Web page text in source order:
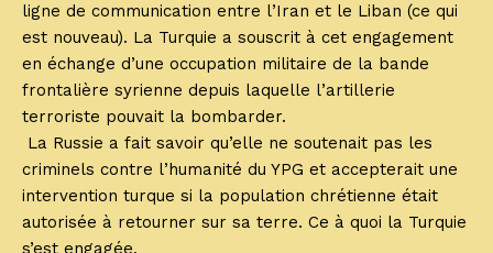
ligne de communication entre l’Iran et le Liban (ce qui
est nouveau). La Turquie a souscrit à cet engagement
en échange d’une occupation militaire de la bande
frontalière syrienne depuis laquelle l’artillerie
terroriste pouvait la bombarder.
La Russie a fait savoir qu’elle ne soutenait pas les
criminels contre l’humanité du YPG et accepterait une
intervention turque si la population chrétienne était
autorisée à retourner sur sa terre. Ce à quoi la Turquie
s’est engagée.